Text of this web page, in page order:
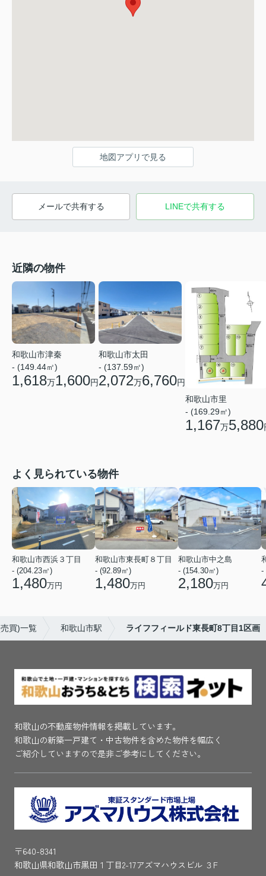
地図アプリで見る
メールで共有する LINEで共有する
近隣の物件
和歌山市津秦
- (149.44㎡)
1,618万1,600円
和歌山市太田
- (137.59㎡)
2,072万6,760円
和歌山市里
- (169.29㎡)
1,167万5,880
よく見られている物件
和歌山市西浜３丁目
- (204.23㎡)
1,480万円
和歌山市東長町８丁目
- (92.89㎡)
1,480万円
和歌山市中之島
- (154.30㎡)
2,180万円
-
買)一覧 和歌山市駅 ライフフィールド東長町8丁目1区画
和歌山の不動産物件情報を掲載しています。
和歌山の新築一戸建て・中古物件を含めた物件を幅広く
ご紹介していますので是非ご参考にしてください。
〒640-8341
和歌山県和歌山市黒田１丁目2-17アズマハウスビル ３F